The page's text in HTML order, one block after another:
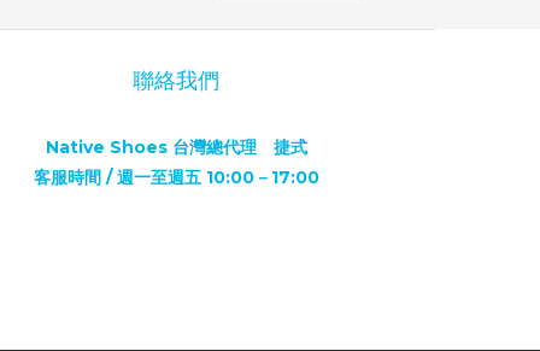
聯絡我們
Native Shoes 台灣總代理 捷式
客服時間 / 週一至週五 10:00－17:00